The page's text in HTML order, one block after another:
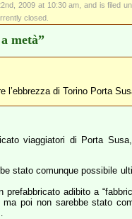
2009 at 10:30 am, and is filed
closed.
metà”
l’ebbrezza di Torino Porta
viaggiatori di Porta
stato comunque possibile
adibito a
ma poi non sarebbe stato